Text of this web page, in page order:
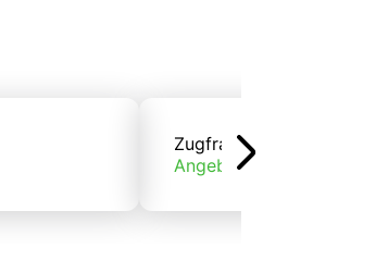
Zugfracht
Angebote bekommen